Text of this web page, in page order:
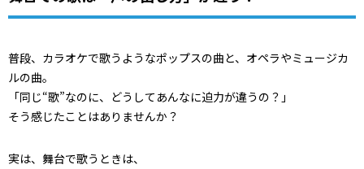
普段、カラオケで歌うようなポップスの曲と、オペラやミュージカ
ルの曲。
「同じ“歌”なのに、どうしてあんなに迫力が違うの？」
そう感じたことはありませんか？
実は、舞台で歌うときは、